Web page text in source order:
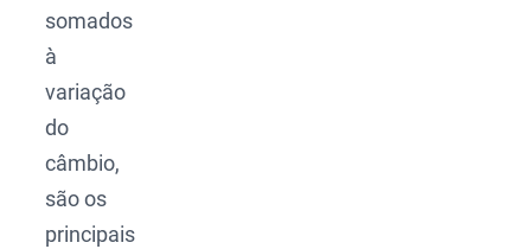
somados
à
variação
do
câmbio,
são os
principais